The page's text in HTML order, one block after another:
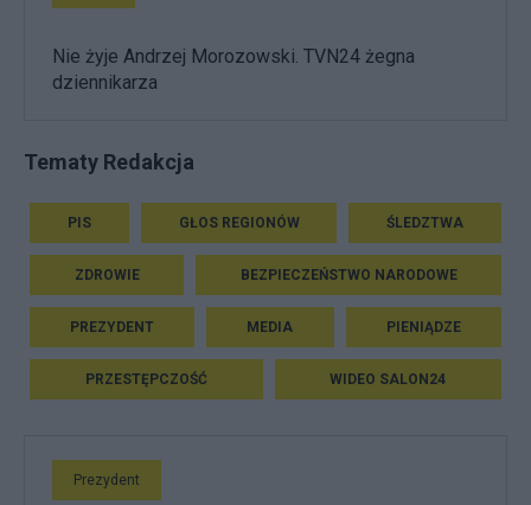
Nie żyje Andrzej Morozowski. TVN24 żegna
dziennikarza
Tematy Redakcja
PIS GŁOS REGIONÓW ŚLEDZTWA
ZDROWIE BEZPIECZEŃSTWO NARODOWE
PREZYDENT MEDIA PIENIĄDZE
PRZESTĘPCZOŚĆ WIDEO SALON24
Prezydent